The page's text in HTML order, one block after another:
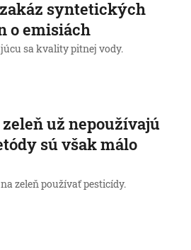
syntetických
o emisiách
sa kvality pitnej vody.
už nepoužívajú
sú však málo
zeleň používať pesticídy.